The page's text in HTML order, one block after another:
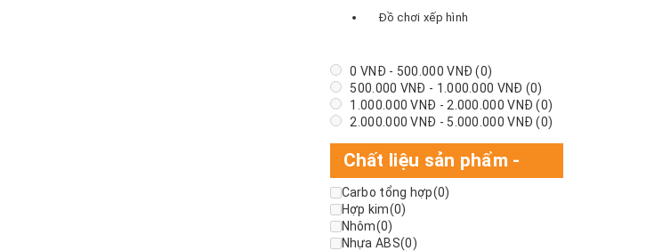
Đồ chơi xếp hình
0VNĐ - 500.000VNĐ (0)
500.000 VNĐ - 1.000.000 VNĐ (0)
1.000.000VNĐ - 2.000.000VNĐ (0)
2.000.000VNĐ - 5.000.000VNĐ (0)
Chất liệu sản phẩm -
Carbo tổng hợp(0)
Hợp kim(0)
Nhôm(0)
Nhựa ABS(0)